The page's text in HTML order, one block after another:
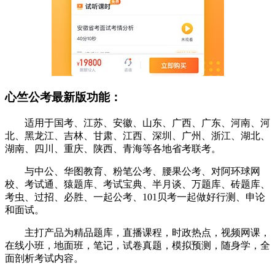
心竺公考最新版功能：
适用于国考、江苏、安徽、山东、广西、广东、河南、河
北、黑龙江、吉林、甘肃、江西、深圳、广州、浙江、湖北、
湖南、四川、重庆、陕西、青海等各地省考联考。
与中公、华图教育、粉笔公考、腰果公考、对阿环球网
校、考试通、猿题库、考试宝典、半月谈、万题库、砖题库、
考虫、过招、必胜、一起公考、101贝考一起做好行测、申论
和面试。
主打产品为精品题库，直播课程，时政热点，视频网课，
在线小班，地面班，笔记，试卷真题，模拟预测，随身学，全
面剖析考试内容。